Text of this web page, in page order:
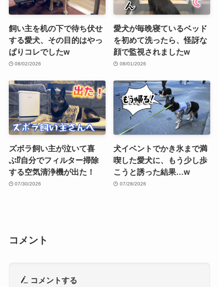
飼い主を机の下で待ち伏せ
する愛犬、その目的はやっ
ぱりコレでしたw
08/02/2026
愛犬が毎晩寝ているベッド
を初めて洗ったら、怪訝な
顔で監視されましたw
08/01/2026
ズボラ飼い主が泣いて喜
ぶ⁉︎自分でフィルター掃除
する空気清浄機が出た！
07/30/2026
犬イベントでかき氷まで満
喫した愛犬に、もう少し歩
こうと誘った結果…w
07/28/2026
コメント
コメントする